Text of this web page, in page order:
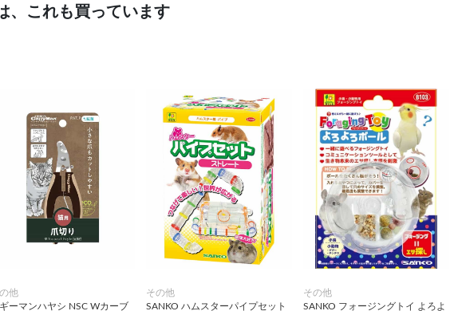
、これも買っています
他
ギーマンハヤシ NSC Wカーブ
その他
SANKO ハムスターパイプセット
その他
SANKO フォージングトイ よろよ